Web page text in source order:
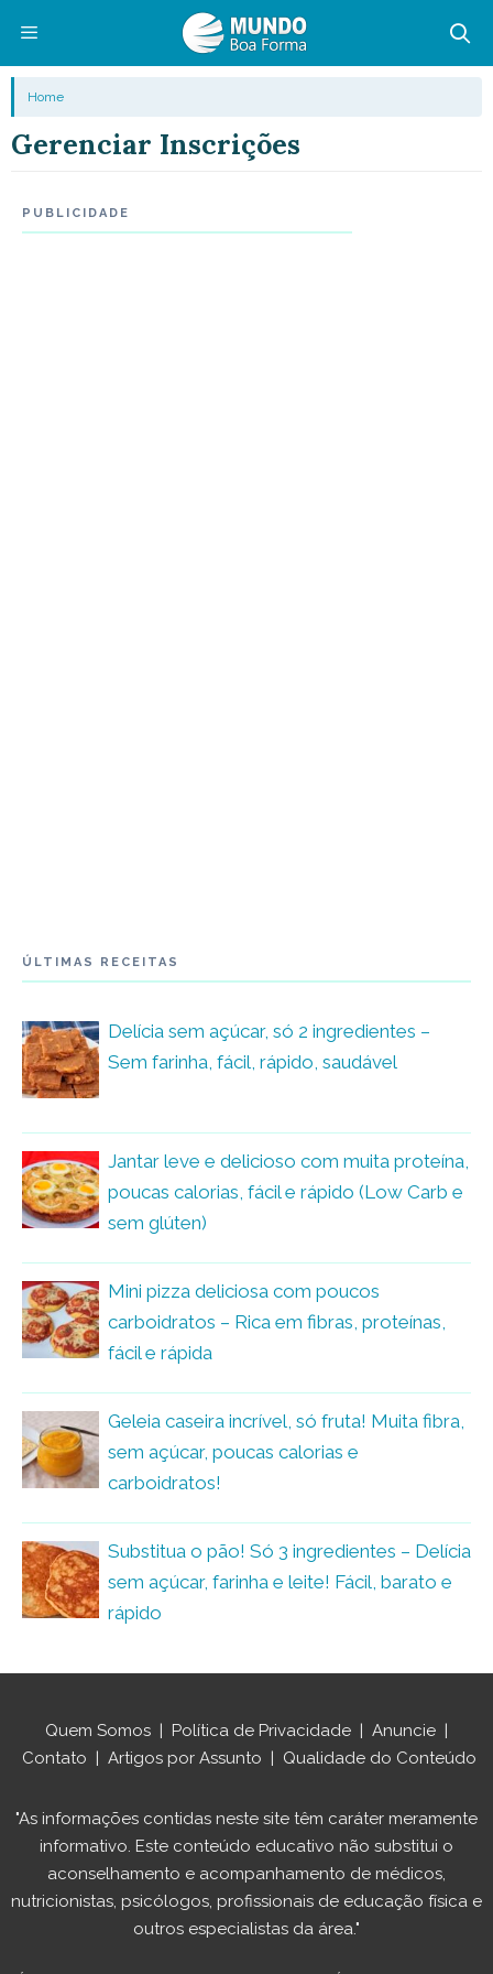
conteúdo
Menu
Home
Gerenciar Inscrições
PUBLICIDADE
ÚLTIMAS RECEITAS
Delícia sem açúcar, só 2 ingredientes –
Sem farinha, fácil, rápido, saudável
Jantar leve e delicioso com muita proteína,
poucas calorias, fácil e rápido (Low Carb e
sem glúten)
Mini pizza deliciosa com poucos
carboidratos – Rica em fibras, proteínas,
fácil e rápida
Geleia caseira incrível, só fruta! Muita fibra,
sem açúcar, poucas calorias e
carboidratos!
Substitua o pão! Só 3 ingredientes – Delícia
sem açúcar, farinha e leite! Fácil, barato e
rápido
Quem Somos | Política de Privacidade | Anuncie |
Contato | Artigos por Assunto | Qualidade do Conteúdo
"As informações contidas neste site têm caráter meramente
informativo. Este conteúdo educativo não substitui o
aconselhamento e acompanhamento de médicos,
nutricionistas, psicólogos, profissionais de educação física e
outros especialistas da área."